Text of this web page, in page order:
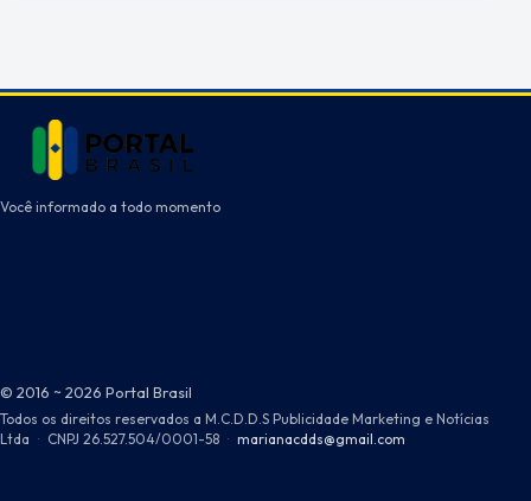
Você informado a todo momento
© 2016 ~ 2026 Portal Brasil
Todos os direitos reservados a M.C.D.D.S Publicidade Marketing e Notícias
Ltda · CNPJ 26.527.504/0001-58 · marianacdds@gmail.com